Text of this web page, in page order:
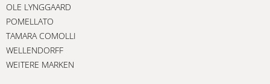
OLE LYNGGAARD
POMELLATO
TAMARA COMOLLI
WELLENDORFF
WEITERE MARKEN